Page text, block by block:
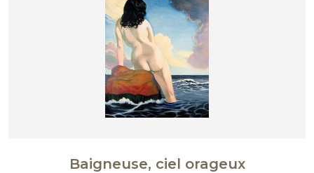
Baigneuse, ciel orageux